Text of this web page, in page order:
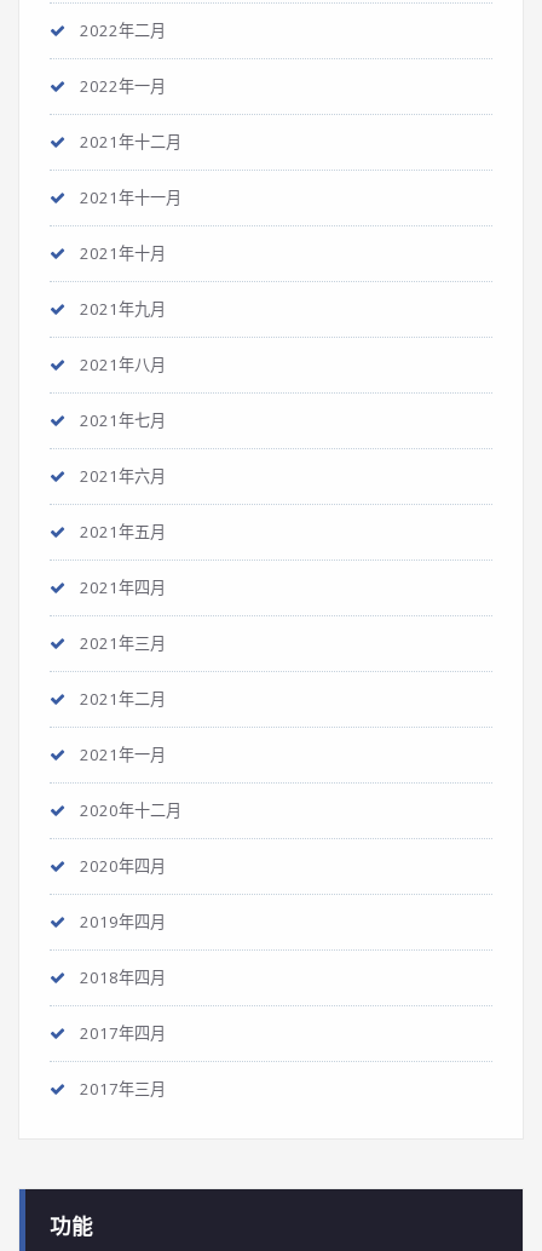
2022年二月
2022年一月
2021年十二月
2021年十一月
2021年十月
2021年九月
2021年八月
2021年七月
2021年六月
2021年五月
2021年四月
2021年三月
2021年二月
2021年一月
2020年十二月
2020年四月
2019年四月
2018年四月
2017年四月
2017年三月
功能